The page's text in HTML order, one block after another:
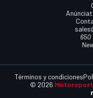
650
© 2026
Términos y condiciones